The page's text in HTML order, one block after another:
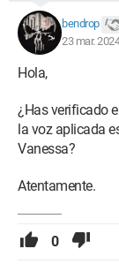
bendrop
23 mar.
Hola,
¿Has verificado
la voz aplicada
Vanessa?
Atentamente.
0